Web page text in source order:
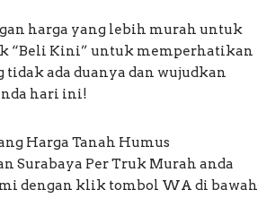
harga yang lebih murah untuk
“Beli Kini” untuk memperhatikan
tidak ada duanya dan wujudkan
hari ini!
Harga Tanah Humus
Surabaya Per Truk Murah anda
dengan klik tombol WA di bawah